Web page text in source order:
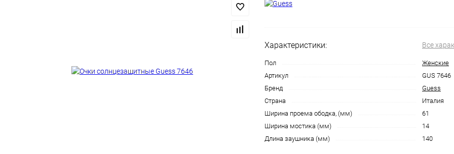
Характеристики: Все
Пол
Женские
Артикул
GUS 7646
Бренд
Guess
Страна
Италия
Ширина проема ободка, (мм)
61
Ширина мостика (мм)
14
Длина заушника (мм)
140